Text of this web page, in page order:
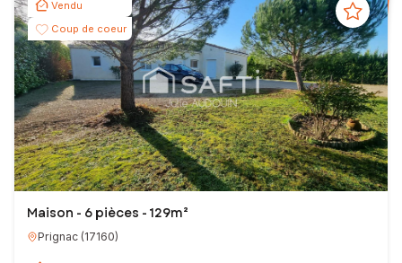
Vendu
Coup de coeur
Maison - 6 pièces - 129m²
Prignac (17160)